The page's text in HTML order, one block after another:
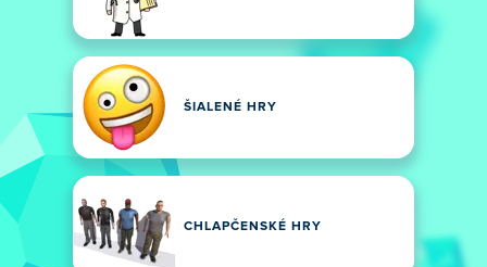
ŠIALENÉ HRY
CHLAPČENSKÉ HRY